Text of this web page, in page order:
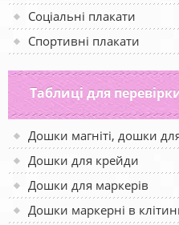
Соціальні плакати
Спортивні плакати
Таблиці для
Дошки магніті, дошки
Дошки для крейди
Дошки для маркерів
Дошки маркерні в